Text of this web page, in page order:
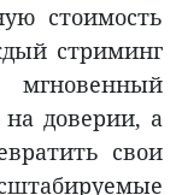
стоимость
стриминг
доверии, а
свои